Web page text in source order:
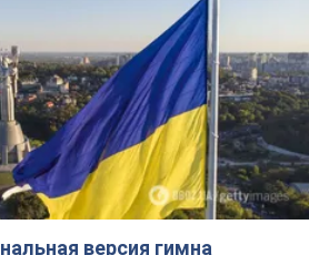
рассказывают в школе
являются только первый куплет
– 53: что
секс-
они выглядят